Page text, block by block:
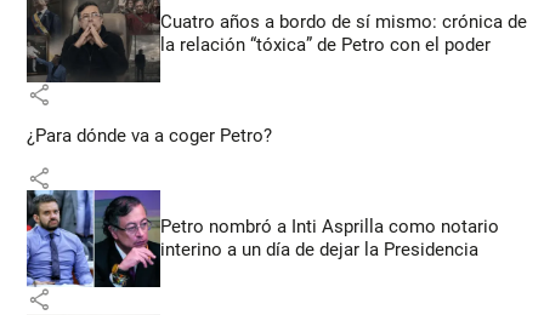
Cuatro años a bordo de sí mismo: crónica de
la relación “tóxica” de Petro con el poder
share
¿Para dónde va a coger Petro?
share
Petro nombró a Inti Asprilla como notario
interino a un día de dejar la Presidencia
share